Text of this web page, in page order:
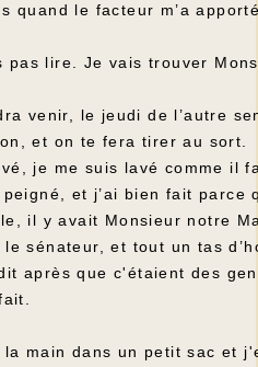
quand le facteur m’a
pas lire. Je vais trouver
venir, le jeudi de l’autre
et on te fera tirer au sort.
je me suis lavé comme il
et j’ai bien fait parce
il y avait Monsieur notre
sénateur, et tout un tas
après que c'étaient des
main dans un petit sac et